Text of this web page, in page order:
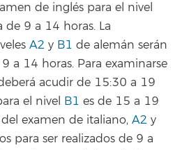
de inglés para el nivel
de 9 a 14 horas. La
A2 y B1 de alemán serán
a 14 horas. Para examinarse
acudir de 15:30 a 19
el nivel B1 es de 15 a 19
examen de italiano, A2 y
para ser realizados de 9 a